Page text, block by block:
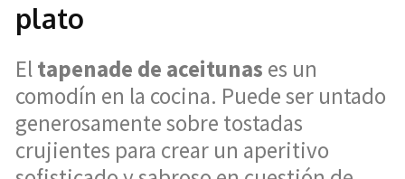
plato
Eltapenade de aceitunas es un
comodín en la cocina. Puede ser untado
generosamente sobre tostadas
crujientes para crear un aperitivo